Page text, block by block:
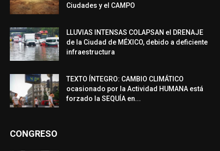
Ciudades y el CAMPO
LLUVIAS INTENSAS COLAPSAN el DRENAJE
de la Ciudad de MÉXICO, debido a deficiente
infraestructura
TEXTO ÍNTEGRO: CAMBIO CLIMÁTICO
ocasionado por la Actividad HUMANA está
forzado la SEQUÍA en...
CONGRESO